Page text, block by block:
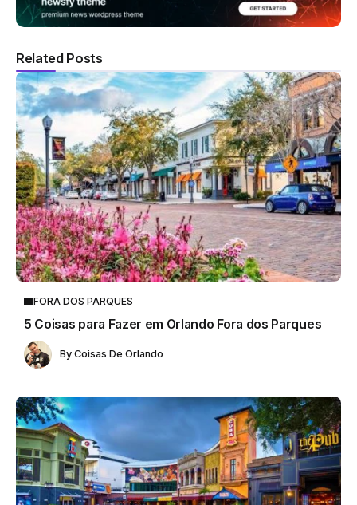
Related Posts
FORA DOS PARQUES
5 Coisas para Fazer em Orlando Fora dos Parques
By Coisas De Orlando